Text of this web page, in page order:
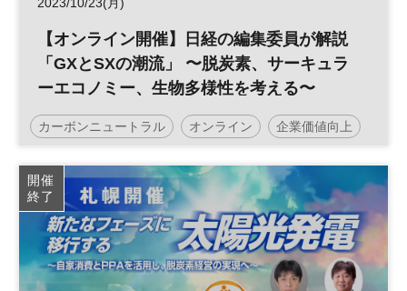
【オンライン開催】日経の編集委員が解説
「GXとSXの潮流」 〜脱炭素、サーキュラ
ーエコノミー、生物多様性を考える〜
カーボンニュートラル オンライン 企業価値向上
サーキュラーエコノミー 情報収集 SX
グリーントランスフォーメーション 持続可能性
社会課題 GX サステナビリティ 企業価値
脱炭素 サステナブル 投資 ESG 経営戦略
開催
終了